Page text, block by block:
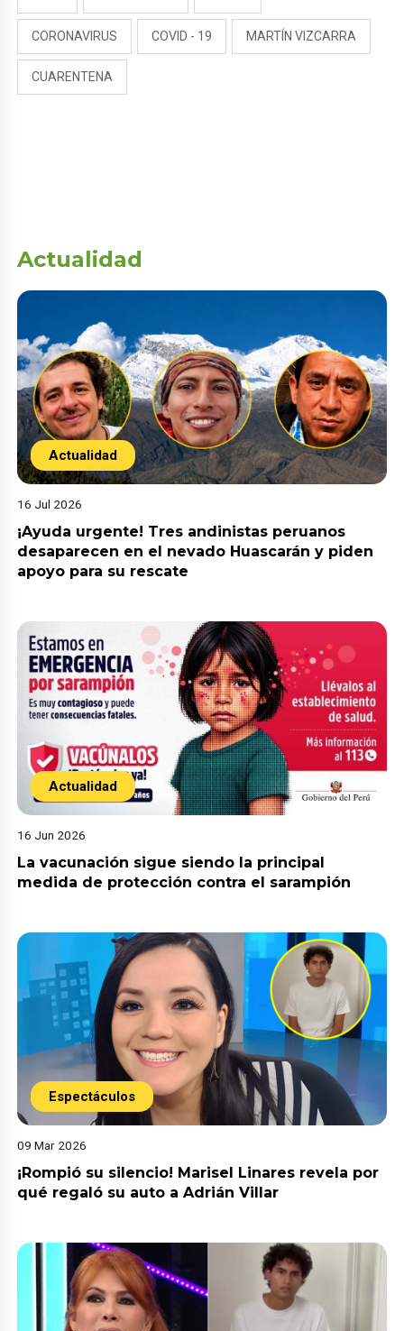
CORONAVIRUS COVID - 19 MARTÍN VIZCARRA
CUARENTENA
Actualidad
Actualidad
16 Jul 2026
¡Ayuda urgente! Tres andinistas peruanos
desaparecen en el nevado Huascarán y piden
apoyo para su rescate
Actualidad
16 Jun 2026
La vacunación sigue siendo la principal
medida de protección contra el sarampión
Espectáculos
09 Mar 2026
¡Rompió su silencio! Marisel Linares revela por
qué regaló su auto a Adrián Villar